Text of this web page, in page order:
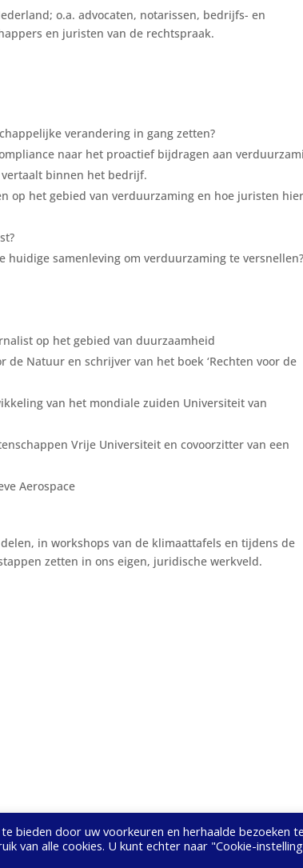
o.a. advocaten, notarissen, bedrijfs- en
en juristen van de rechtspraak.
verandering in gang zetten?
naar het proactief bijdragen aan
binnen het bedrijf.
op het gebied van verduurzaming en hoe juristen
samenleving om verduurzaming te versnellen?
op het gebied van duurzaamheid
de Natuur en schrijver van het boek ‘Rechten voor de
van het mondiale zuiden Universiteit van
Vrije Universiteit en covoorzitter van een
Aerospace
in workshops van de klimaattafels en tijdens de
zetten in ons eigen, juridische werkveld.
- 2024
bieden door uw voorkeuren en herhaalde bezoeken te
van alle cookies. U kunt echter naar "Cookie-